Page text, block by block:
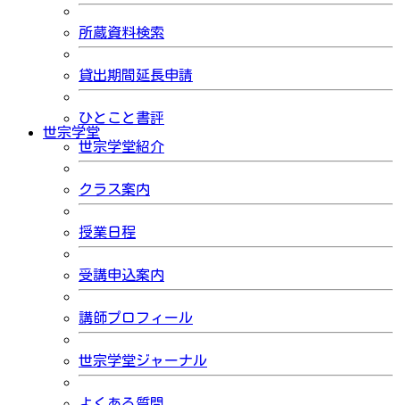
所蔵資料検索
貸出期間延長申請
ひとこと書評
世宗学堂
世宗学堂紹介
クラス案内
授業日程
受講申込案内
講師プロフィール
世宗学堂ジャーナル